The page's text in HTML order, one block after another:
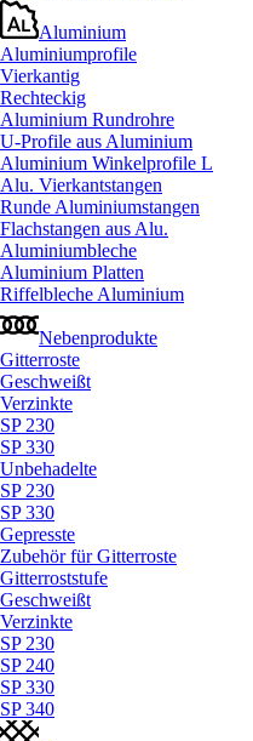
Aluminium
Aluminiumprofile
Vierkantig
Rechteckig
Aluminium Rundrohre
U-Profile aus Aluminium
Aluminium Winkelprofile L
Alu. Vierkantstangen
Runde Aluminiumstangen
Flachstangen aus Alu.
Aluminiumbleche
Aluminium Platten
Riffelbleche Aluminium
Nebenprodukte
Gitterroste
Geschweißt
Verzinkte
SP 230
SP 330
Unbehadelte
SP 230
SP 330
Gepresste
Zubehör für Gitterroste
Gitterroststufe
Geschweißt
Verzinkte
SP 230
SP 240
SP 330
SP 340